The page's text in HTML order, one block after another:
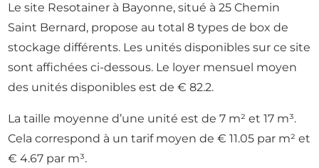
Le site Resotainer à Bayonne, situé à 25 Chemin
Saint Bernard, propose au total 8 types de box de
stockage différents. Les unités disponibles sur ce site
sont affichées ci-dessous. Le loyer mensuel moyen
des unités disponibles est de € 82.2.
La taille moyenne d’une unité est de 7 m² et 17 m³.
Cela correspond à un tarif moyen de € 11.05 par m² et
€ 4.67 par m³.